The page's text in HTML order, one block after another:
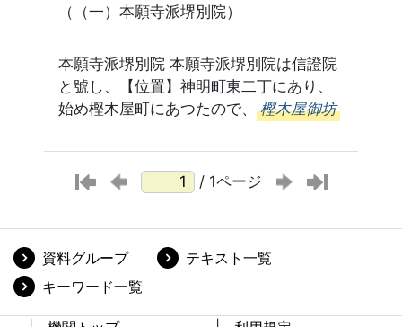
（（一）本願寺派堺別院）
本願寺派堺別院 本願寺派堺別院は信證院
と號し、【位置】神明町東二丁にあり、
始め樫木屋町にあつたので、 樫木屋御坊
/ 1ページ
資料グループ
テキスト一覧
キーワード一覧